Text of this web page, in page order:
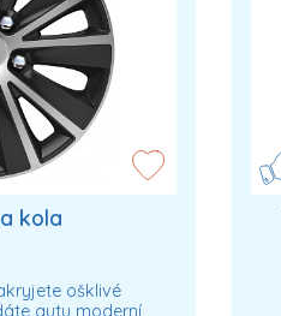
kola
ošklivé
autu moderní